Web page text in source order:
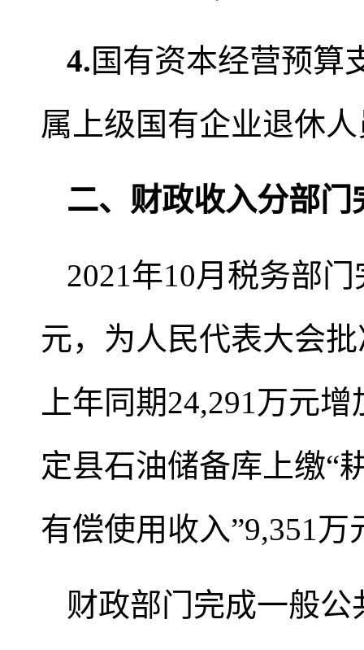
4.国有资本经营预算
属上级国有企业退休
二、财政收入分部门
2021年10月税务部
元，为人民代表大会
上年同期24,291万元
定县石油储备库上缴“
有偿使用收入”9,351
财政部门完成一般